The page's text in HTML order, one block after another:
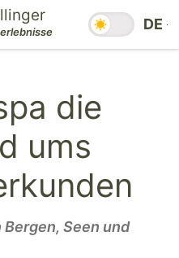
DE
die
ums
Seen und